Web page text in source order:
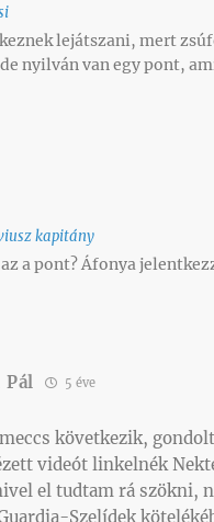
lejátszani, mert
nyilván van egy pont,
kapitány
a pont? Áfonya
Pál 5 éve
következik,
videót linkelnék
el tudtam rá szökni,
Szelídek